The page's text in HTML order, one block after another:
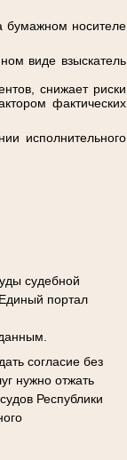
бумажном носителе
виде взыскатель
снижает риски
фактических
исполнительного
судебной
портал
согласие без
нужно отжать
Республики